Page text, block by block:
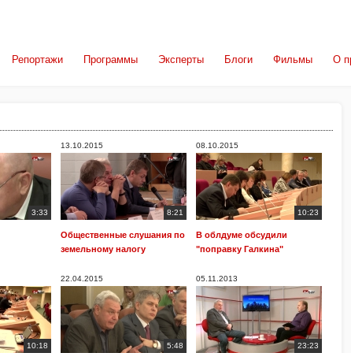
Репортажи Программы Эксперты Блоги Фильмы О
3:33
13.10.2015
8:21
Общественные слушания по
земельному налогу
08.10.2015
10:23
В облдуме обсудили
"поправку Галкина"
10:18
22.04.2015
5:48
05.11.2013
23:23